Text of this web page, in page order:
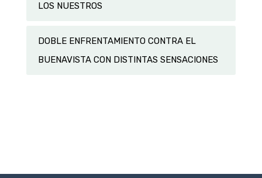
LOS NUESTROS
DOBLE ENFRENTAMIENTO CONTRA EL
BUENAVISTA CON DISTINTAS SENSACIONES